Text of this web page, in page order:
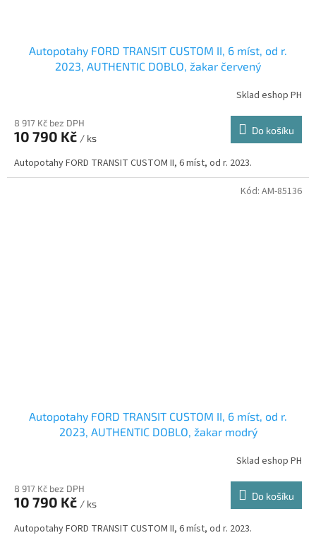
Autopotahy FORD TRANSIT CUSTOM II, 6 míst, od r.
2023, AUTHENTIC DOBLO, žakar červený
Sklad eshop PH
8 917 Kč bez DPH
10 790 Kč / ks
Do košíku
Autopotahy FORD TRANSIT CUSTOM II, 6 míst, od r. 2023.
Autopotahy FORD TRANSIT CUSTOM II, 6 míst, od r.
2023, AUTHENTIC DOBLO, žakar modrý
Sklad eshop PH
8 917 Kč bez DPH
10 790 Kč / ks
Do košíku
Autopotahy FORD TRANSIT CUSTOM II, 6 míst, od r. 2023.
Kód: AM-85136